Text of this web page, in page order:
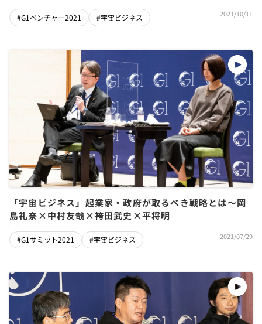
#G1ベンチャー2021 #宇宙ビジネス 2021/10/11
「宇宙ビジネス」起業家・政府が取るべき戦略とは～岡
島礼奈×中村友哉×袴田武史×平将明
#G1サミット2021 #宇宙ビジネス 2021/07/29